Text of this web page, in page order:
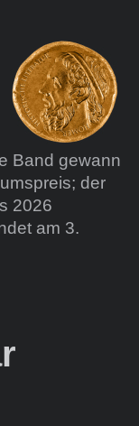
Band gewann
der
2026
am 3.